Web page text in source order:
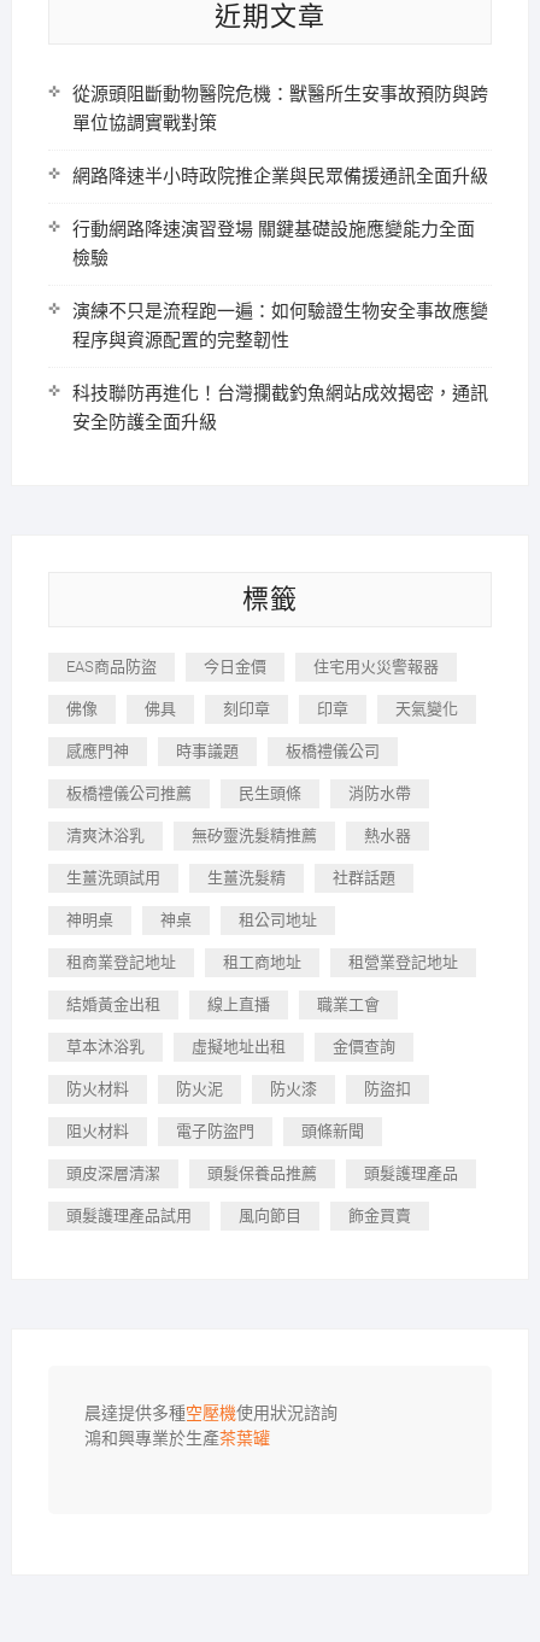
近期文章
從源頭阻斷動物醫院危機：獸醫所生安事故預防與跨
單位協調實戰對策
網路降速半小時政院推企業與民眾備援通訊全面升級
行動網路降速演習登場 關鍵基礎設施應變能力全面
檢驗
演練不只是流程跑一遍：如何驗證生物安全事故應變
程序與資源配置的完整韌性
科技聯防再進化！台灣攔截釣魚網站成效揭密，通訊
安全防護全面升級
標籤
EAS商品防盜 今日金價 住宅用火災警報器
佛像 佛具 刻印章 印章 天氣變化
感應門神 時事議題 板橋禮儀公司
板橋禮儀公司推薦 民生頭條 消防水帶
清爽沐浴乳 無矽靈洗髮精推薦 熱水器
生薑洗頭試用 生薑洗髮精 社群話題
神明桌 神桌 租公司地址
租商業登記地址 租工商地址 租營業登記地址
結婚黃金出租 線上直播 職業工會
草本沐浴乳 虛擬地址出租 金價查詢
防火材料 防火泥 防火漆 防盜扣
阻火材料 電子防盜門 頭條新聞
頭皮深層清潔 頭髮保養品推薦 頭髮護理產品
頭髮護理產品試用 風向節目 飾金買賣
晨達提供多種空壓機使用狀況諮詢
鴻和興專業於生產茶葉罐